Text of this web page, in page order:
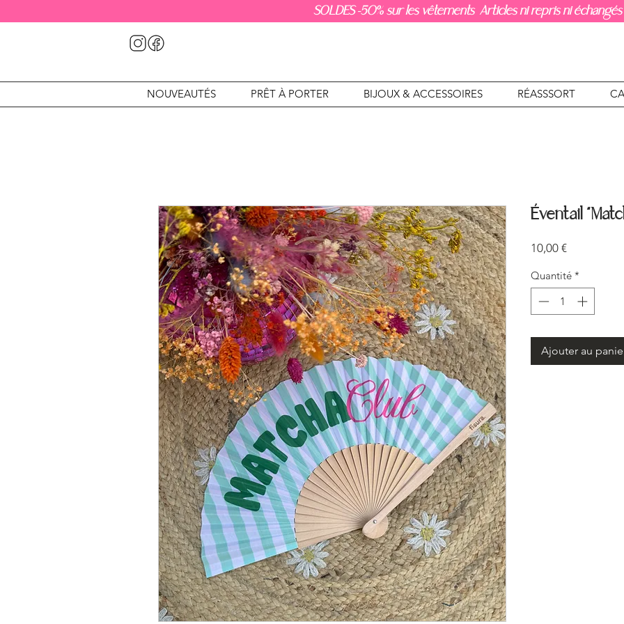
SOLDES -50% sur les vêtements Articles ni repris ni échangés
NOUVEAUTÉS PRÊT À PORTER BIJOUX & ACCESSOIRES RÉASSSORT
Éventail
10,00 €Prix
Quantité *
Ajouter au